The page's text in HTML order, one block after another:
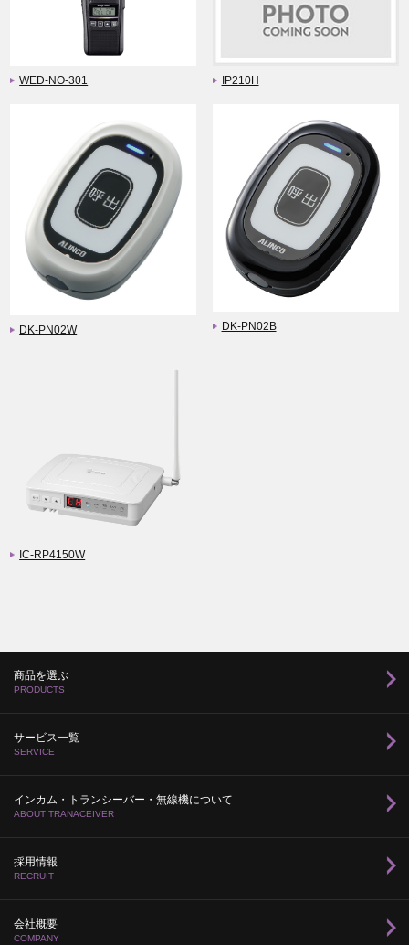
WED-NO-301 IP210H
DK-PN02W DK-PN02B
IC-RP4150W
商品を選ぶ
PRODUCTS
サービス一覧
SERVICE
インカム・トランシーバー・無線機について
ABOUT TRANACEIVER
採用情報
RECRUIT
会社概要
COMPANY